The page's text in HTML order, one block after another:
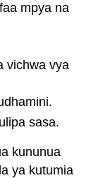
mpya na
vichwa vya
sasa.
kununua
ya kutumia